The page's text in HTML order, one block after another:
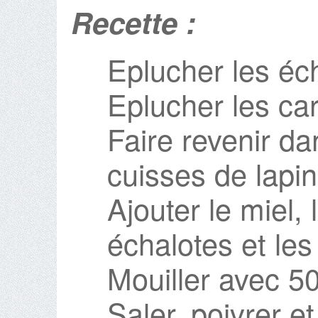
Recette :
Eplucher les
Eplucher les
Faire revenir
cuisses de
Ajouter le miel,
échalotes et
Mouiller avec